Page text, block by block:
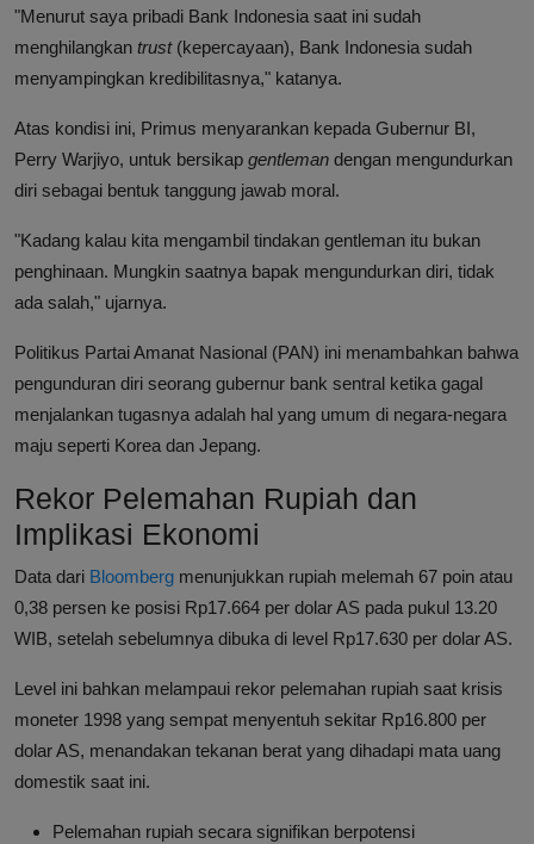
"Menurut saya pribadi Bank Indonesia saat ini sudah
menghilangkan trust(kepercayaan), Bank Indonesia sudah
menyampingkan kredibilitasnya," katanya.
Atas kondisi ini, Primus menyarankan kepada Gubernur BI,
Perry Warjiyo, untuk bersikap gentleman dengan mengundurkan
diri sebagai bentuk tanggung jawab moral.
"Kadang kalau kita mengambil tindakan gentleman itu bukan
penghinaan. Mungkin saatnya bapak mengundurkan diri, tidak
ada salah," ujarnya.
Politikus Partai Amanat Nasional (PAN) ini menambahkan bahwa
pengunduran diri seorang gubernur bank sentral ketika gagal
menjalankan tugasnya adalah hal yang umum di negara-negara
maju seperti Korea dan Jepang.
Rekor Pelemahan Rupiah dan
Implikasi Ekonomi
Data dari Bloomberg menunjukkan rupiah melemah 67 poin atau
0,38 persen ke posisi Rp17.664 per dolar AS pada pukul 13.20
WIB, setelah sebelumnya dibuka di level Rp17.630 per dolar AS.
Level ini bahkan melampaui rekor pelemahan rupiah saat krisis
moneter 1998 yang sempat menyentuh sekitar Rp16.800 per
dolar AS, menandakan tekanan berat yang dihadapi mata uang
domestik saat ini.
Pelemahan rupiah secara signifikan berpotensi